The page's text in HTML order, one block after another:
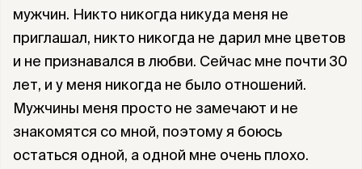
мужчин. Никто никогда никуда меня не
приглашал, никто никогда не дарил мне цветов
и не признавался в любви. Сейчас мне почти 30
лет, и у меня никогда не было отношений.
Мужчины меня просто не замечают и не
знакомятся со мной, поэтому я боюсь
остаться одной, а одной мне очень плохо.